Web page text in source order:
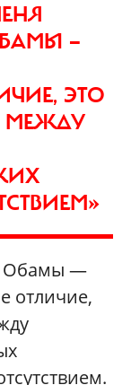
—
ЭТО
МЕЖДУ
Обамы —
отличие,